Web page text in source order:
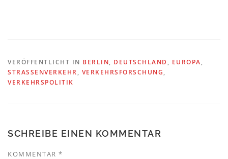
VERÖFFENTLICHT IN BERLIN, DEUTSCHLAND , EUROPA,
STRASSENVERKEHR
, VERKEHRSFORSCHUNG,
VERKEHRSPOLITIK
SCHREIBE EINEN KOMMENTAR
KOMMENTAR *